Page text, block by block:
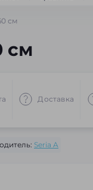
см
см
Доставка
Seria A